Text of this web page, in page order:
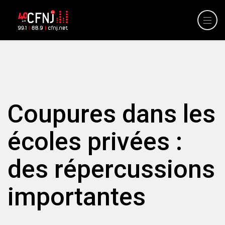
Coupures dans les
écoles privées :
des répercussions
importantes